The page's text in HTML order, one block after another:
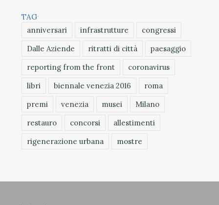
TAG
anniversari
infrastrutture
congressi
Dalle Aziende
ritratti di città
paesaggio
reporting from the front
coronavirus
libri
biennale venezia 2016
roma
premi
venezia musei
Milano
restauro
concorsi
allestimenti
rigenerazione urbana
mostre